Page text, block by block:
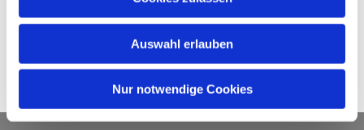
Auswahl erlauben
Nur notwendige Cookies